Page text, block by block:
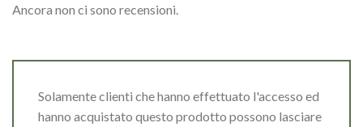
Ancora non ci sono recensioni.
Solamente clienti che hanno effettuato l'accesso ed
hanno acquistato questo prodotto possono lasciare